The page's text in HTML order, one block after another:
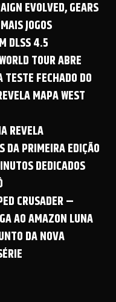
EVOLVED, GEARS
JOGOS
DLSS 4.5
TOUR ABRE
TESTE FECHADO DO
MAPA WEST
REVELA
DA PRIMEIRA EDIÇÃO
DEDICADOS
CRUSADER –
AO AMAZON LUNA
DA NOVA